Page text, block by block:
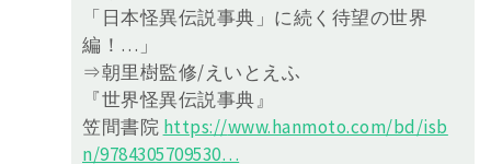
「日本怪異伝説事典」に続く待望の世界
編！…」
⇒朝里樹監修/えいとえふ
『世界怪異伝説事典』
笠間書院 https://www.hanmoto.com/bd/isb
n/9784305709530…